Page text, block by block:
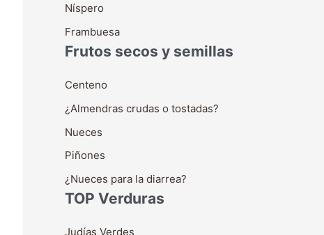
Níspero
Frambuesa
Frutos secos y semillas
Centeno
¿Almendras crudas o tostadas?
Nueces
Piñones
¿Nueces para la diarrea?
TOP Verduras
Judías Verdes